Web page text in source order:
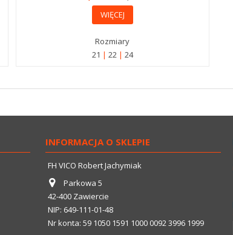
WIĘCEJ
Rozmiary
21
22 24
INFORMACJA O SKLEPIE
FH VICO Robert Jachymiak
Parkowa 5
42-400 Zawiercie
NIP: 649-111-01-48
Nr konta: 59 1050 1591 1000 0092 3996 1999